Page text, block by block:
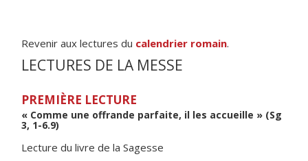
Revenir aux lectures du calendrier romain.
LECTURES DE LA MESSE
PREMIÈRE LECTURE
« Comme une offrande parfaite, il les accueille » (Sg
3, 1-6.9)
Lecture du livre de la Sagesse